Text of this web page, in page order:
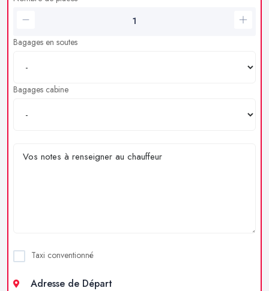
Bagages en soutes
Bagages cabine
Taxi conventionné
Adresse de Départ